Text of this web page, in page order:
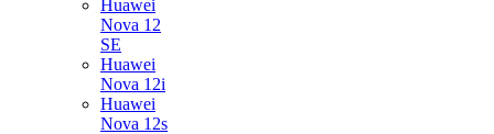
Huawei
Nova 12
SE
Huawei
Nova 12i
Huawei
Nova 12s